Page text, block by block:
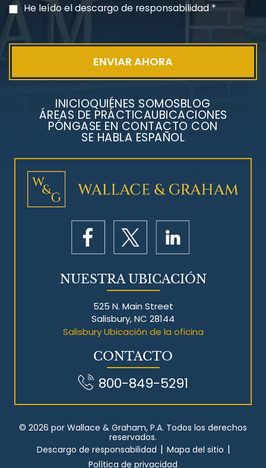
He leído el descargo de responsabilidad*
INICIOQUIÉNES SOMOSBLOG
ÁREAS DE PRÁCTICAUBICACIONES
PÓNGASE EN CONTACTO CON
SE HABLA ESPAÑOL
NUESTRA UBICACIÓN
525 N. Main Street
Salisbury, NC 28144
Salisbury Ubicación de la oficina
CONTACTO
800-849-5291
© 2026 por Wallace & Graham, P.A. Todos los derechos
reservados.
Descargo de responsabilidad | Mapa del sitio |
Política de privacidad